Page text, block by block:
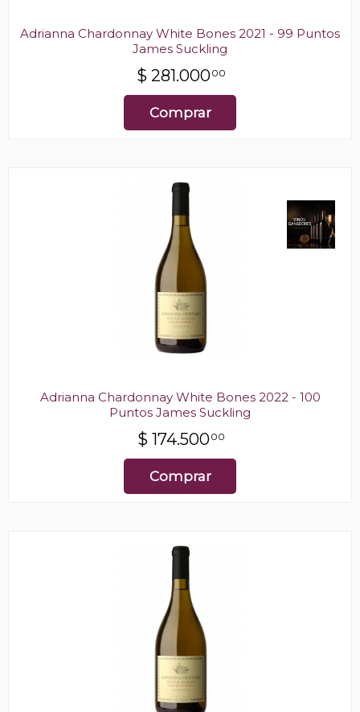
Adrianna Chardonnay White Bones 2021 - 99 Puntos
James Suckling
$ 281.00000
Comprar
Adrianna Chardonnay White Bones 2022 - 100
Puntos James Suckling
$ 174.50000
Comprar